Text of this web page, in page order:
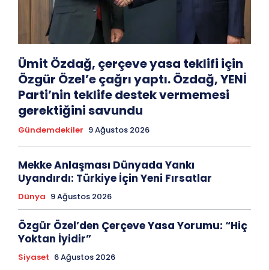
Ümit Özdağ, çerçeve yasa teklifi için
Özgür Özel’e çağrı yaptı. Özdağ, YENİ
Parti’nin teklife destek vermemesi
gerektiğini savundu
Gündemdekiler 9 Ağustos 2026
Mekke Anlaşması Dünyada Yankı
Uyandırdı: Türkiye İçin Yeni Fırsatlar
Dünya 9 Ağustos 2026
Özgür Özel’den Çerçeve Yasa Yorumu: “Hiç
Yoktan İyidir”
Siyaset 6 Ağustos 2026